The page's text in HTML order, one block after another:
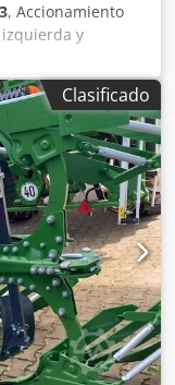
, Accionamiento
y
y derecha
izquierda y
tubular,
abatible,
para sistema
Aet A Tzwolysa
Clasificado